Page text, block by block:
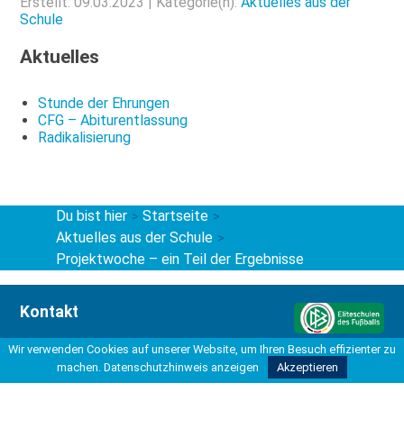
Schule
Aktuelles
Stunde der Ehrungen
CFG – Abiturentlassung
Radikalisierung
Du bist hier > Startseite >
Aktuelles aus der Schule >
Projektwoche – ein Teil der Ergebnisse
Kontakt
Carl-Friedrich-Gauß-Schule
Kooperative Gesamtschule
Wir verwenden Cookies auf unserer Website, um Ihren Besuch effizienter zu
machen. Datenschutzhinweis anzeigen Akzeptieren